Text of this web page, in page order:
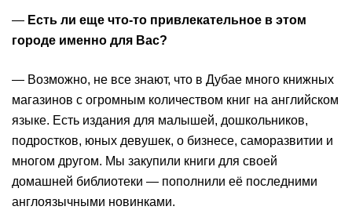
— Есть ли еще что-то привлекательное в этом
городе именно для Вас?
— Возможно, не все знают, что в Дубае много книжных
магазинов с огромным количеством книг на английском
языке. Есть издания для малышей, дошкольников,
подростков, юных девушек, о бизнесе, саморазвитии и
многом другом. Мы закупили книги для своей
домашней библиотеки — пополнили её последними
англоязычными новинками.